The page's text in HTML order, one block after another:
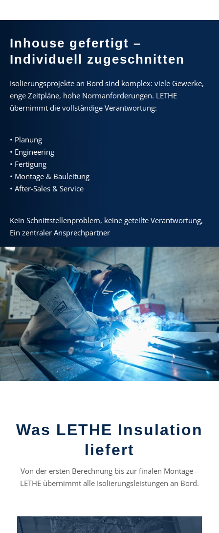
Inhouse gefertigt –
Individuell zugeschnitten
Isolierungsprojekte an Bord sind komplex: viele Gewerke,
enge Zeitpläne, hohe Normanforderungen. LETHE
übernimmt die vollständige Verantwortung:
• Planung
• Engineering
• Fertigung
• Montage & Bauleitung
• After-Sales & Service
Kein Schnittstellenproblem, keine geteilte Verantwortung,
Ein zentraler Ansprechpartner
Was LETHE Insulation
liefert
Von der ersten Berechnung bis zur finalen Montage –
LETHE übernimmt alle Isolierungsleistungen an Bord.